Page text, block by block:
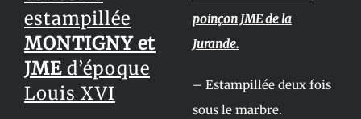
estampillée
MONTIGNY et
JME d’époque
Louis XVI
poinçon JME de la
Jurande.
– Estampillée deux fois
sous le marbre.